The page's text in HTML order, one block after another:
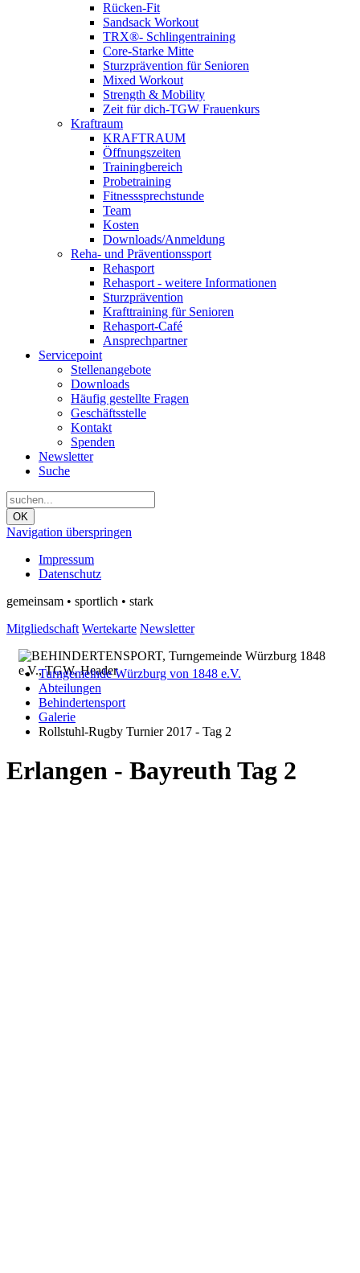
Rücken-Fit
Sandsack Workout
TRX®- Schlingentraining
Core-Starke Mitte
Sturzprävention für Senioren
Mixed Workout
Strength & Mobility
Zeit für dich-TGW Frauenkurs
Kraftraum
KRAFTRAUM
Öffnungszeiten
Trainingbereich
Probetraining
Fitnesssprechstunde
Team
Kosten
Downloads/Anmeldung
Reha- und Präventionssport
Rehasport
Rehasport - weitere Informationen
Sturzprävention
Krafttraining für Senioren
Rehasport-Café
Ansprechpartner
Servicepoint
Stellenangebote
Downloads
Häufig gestellte Fragen
Geschäftsstelle
Kontakt
Spenden
Newsletter
Suche
OK
Navigation überspringen
Impressum
Datenschutz
gemeinsam • sportlich • stark
Mitgliedschaft Wertekarte Newsletter
Turngemeinde Würzburg von 1848 e.V.
Abteilungen
Behindertensport
Galerie
Rollstuhl-Rugby Turnier 2017 - Tag 2
Erlangen - Bayreuth Tag 2